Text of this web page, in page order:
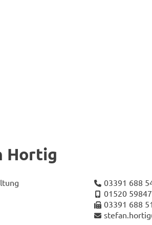
Hor­tig
03391 688
01520
03391 688